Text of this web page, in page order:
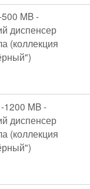
MB -
диспенсер
(коллекция
1200 MB -
диспенсер
(коллекция